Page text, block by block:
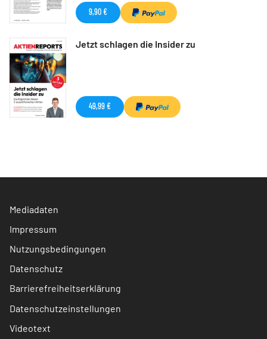
9,90 €
Jetzt schlagen die Insider zu
49,99 €
Mediadaten
Impressum
Nutzungsbedingungen
Datenschutz
Barrierefreiheitserklärung
Datenschutzeinstellungen
Videotext